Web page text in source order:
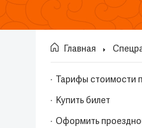
Главная
Тарифы стоимости
Купить билет
Оформить